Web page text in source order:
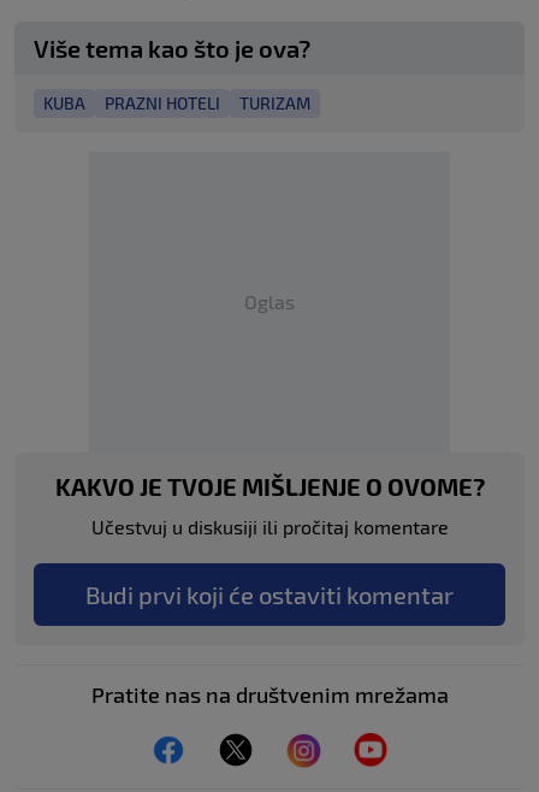
Više tema kao što je ova?
KUBA PRAZNI HOTELI TURIZAM
Oglas
KAKVO JE TVOJE MIŠLJENJE O OVOME?
Učestvuj u diskusiji ili pročitaj komentare
Budi prvi koji će ostaviti komentar
Pratite nas na društvenim mrežama